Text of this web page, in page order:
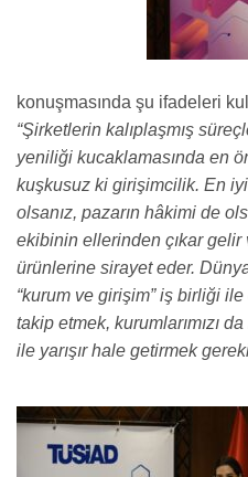
konuşmasında şu ifadeleri
“Şirketlerin kalıplaşmış
yeniliği kucaklamasında en
kuşkusuz ki girişimcilik. En
olsanız, pazarın hâkimi de
ekibinin ellerinden çıkar
ürünlerine sirayet eder.
“kurum ve girişim” iş birliği
takip etmek, kurumlarımızı
ile yarışır hale getirmek